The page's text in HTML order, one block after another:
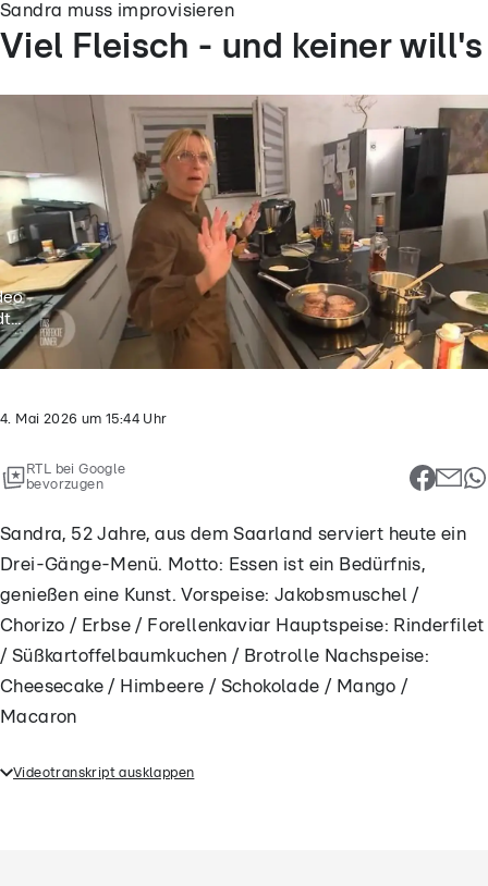
Sandra muss improvisieren
Viel Fleisch - und keiner will's
4. Mai 2026 um 15:44 Uhr
RTL bei Google
bevorzugen
Sandra, 52 Jahre, aus dem Saarland serviert heute ein
Drei-Gänge-Menü. Motto: Essen ist ein Bedürfnis,
genießen eine Kunst. Vorspeise: Jakobsmuschel /
Chorizo / Erbse / Forellenkaviar Hauptspeise: Rinderfilet
/ Süßkartoffelbaumkuchen / Brotrolle Nachspeise:
Cheesecake / Himbeere / Schokolade / Mango /
Macaron
Sandra, 52 Jahre, aus dem Saarland serviert heute
Videotranskript ausklappen